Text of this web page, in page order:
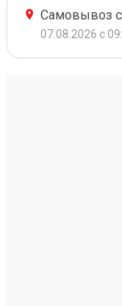
Самовывоз с
07.08.2026 с